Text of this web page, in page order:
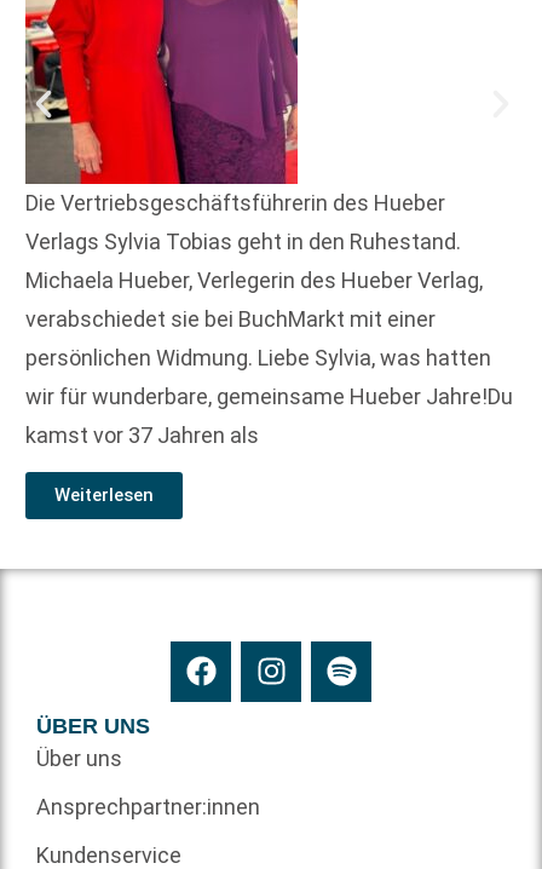
Die Vertriebsgeschäftsführerin des Hueber
Verlags Sylvia Tobias geht in den Ruhestand.
Michaela Hueber, Verlegerin des Hueber Verlag,
verabschiedet sie bei BuchMarkt mit einer
persönlichen Widmung. Liebe Sylvia, was hatten
wir für wunderbare, gemeinsame Hueber Jahre!Du
kamst vor 37 Jahren als
Weiterlesen
ÜBER UNS
Über uns
Ansprechpartner:innen
Kundenservice